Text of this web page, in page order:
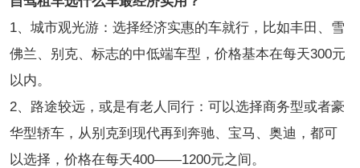
1、城市观光游：选择经济实惠的车就行，比如丰田、雪
佛兰、别克、标志的中低端车型，价格基本在每天300元
以内。
2、路途较远，或是有老人同行：可以选择商务型或者豪
华型轿车，从别克到现代再到奔驰、宝马、奥迪，都可
以选择，价格在每天400——1200元之间。